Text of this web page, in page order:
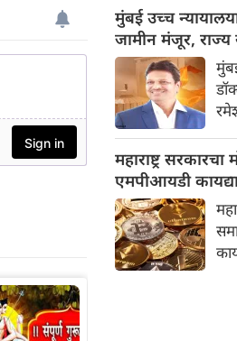
मुंबई उच्च
जामीन मंजूर,
महाराष्ट्र सरकारचा
एमपीआयडी